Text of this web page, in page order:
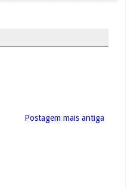
Postagem mais antiga